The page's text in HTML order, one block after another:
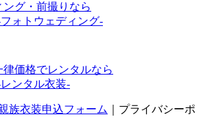
グ・前撮りなら
フォトウェディング-
律価格でレンタルなら
レンタル衣装-
族衣装申込フォーム
プライバシーポ